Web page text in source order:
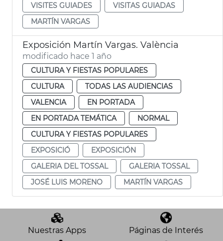
VISITES GUIADES
VISITAS GUIADAS
MARTÍN VARGAS
Exposición Martín Vargas. València
modificado hace 1 año
CULTURA Y FIESTAS POPULARES
CULTURA
TODAS LAS AUDIENCIAS
VALENCIA
EN PORTADA
EN PORTADA TEMÁTICA
NORMAL
CULTURA Y FIESTAS POPULARES
EXPOSICIÓ
EXPOSICIÓN
GALERIA DEL TOSSAL
GALERIA TOSSAL
JOSÉ LUIS MORENO
MARTÍN VARGAS
Nuestras Apps Páginas de Interés